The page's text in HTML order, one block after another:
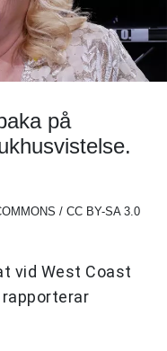
på
/ CC BY-SA 3.0
vid West Coast